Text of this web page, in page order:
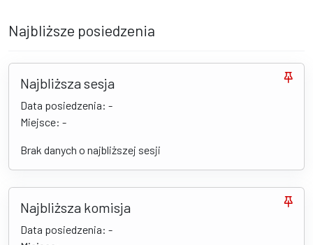
Najbliższe posiedzenia
Najbliższa sesja
Data posiedzenia: -
Miejsce: -
Brak danych o najbliższej sesji
Najbliższa komisja
Data posiedzenia: -